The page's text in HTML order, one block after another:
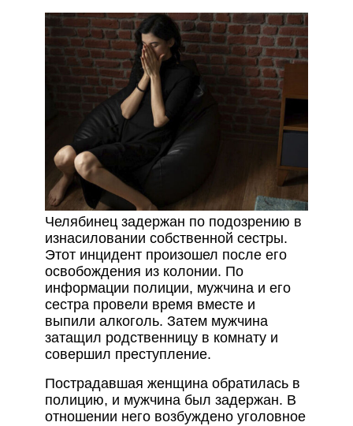
Челябинец задержан по подозрению в
изнасиловании собственной сестры.
Этот инцидент произошел после его
освобождения из колонии. По
информации полиции, мужчина и его
сестра провели время вместе и
выпили алкоголь. Затем мужчина
затащил родственницу в комнату и
совершил преступление.
Пострадавшая женщина обратилась в
полицию, и мужчина был задержан. В
отношении него возбуждено уголовное